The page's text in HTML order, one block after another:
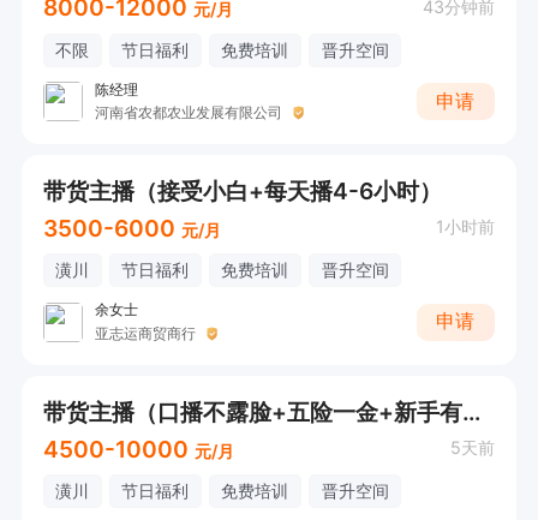
8000-12000 元/月 43分钟前
不限 节日福利 免费培训 晋升空间
陈经理
河南省农都农业发展有限公司
申请
带货主播（接受小白+每天播4-6小时）
3500-6000 元/月 1小时前
潢川 节日福利 免费培训 晋升空间
余女士
亚志运商贸商行
申请
带货主播（口播不露脸+五险一金+新手有人带教）
4500-10000 元/月 5天前
潢川 节日福利 免费培训 晋升空间